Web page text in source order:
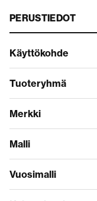
PERUSTIEDOT
Käyttökohde
Tuoteryhmä
Merkki
Malli
Vuosimalli